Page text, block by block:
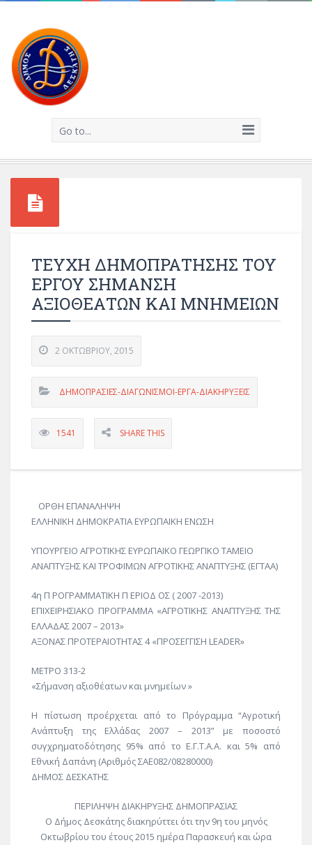
Go to...
ΤΕΥΧΗ ΔΗΜΟΠΡΑΤΗΣΗΣ ΤΟΥ
ΕΡΓΟΥ ΣΗΜΑΝΣΗ
ΑΞΙΟΘΕΑΤΩΝ ΚΑΙ ΜΝΗΜΕΙΩΝ
2 ΟΚΤΩΒΡΊΟΥ, 2015
ΔΗΜΟΠΡΑΣΙΕΣ-ΔΙΑΓΩΝΙΣΜΟΙ-ΕΡΓΑ-ΔΙΑΚΗΡΥΞΕΙΣ
1541 SHARE THIS
ΟΡΘΗ ΕΠΑΝΑΛΗΨΗ
ΕΛΛΗΝΙΚΗ ΔΗΜΟΚΡΑΤΙΑ ΕΥΡΩΠΑΙΚΗ ΕΝΩΣΗ
ΥΠΟΥΡΓΕΙΟ ΑΓΡΟΤΙΚΗΣ ΕΥΡΩΠΑΙΚΟ ΓΕΩΡΓΙΚΟ ΤΑΜΕΙΟ
ΑΝΑΠΤΥΞΗΣ ΚΑΙ ΤΡΟΦΙΜΩΝ ΑΓΡΟΤΙΚΗΣ ΑΝΑΠΤΥΞΗΣ (ΕΓΤΑΑ)
4η Π ΡΟΓΡΑΜΜΑΤΙΚΗ Π ΕΡΙΟΔ ΟΣ ( 2007 -2013)
ΕΠΙΧΕΙΡΗΣΙΑΚΟ ΠΡΟΓΡΑΜΜΑ «ΑΓΡΟΤΙΚΗΣ ΑΝΑΠΤΥΞΗΣ ΤΗΣ
ΕΛΛΑΔΑΣ 2007 – 2013»
ΑΞΟΝΑΣ ΠΡΟΤΕΡΑΙΟΤΗΤΑΣ 4 «ΠΡΟΣΕΓΓΙΣΗ LEADER»
ΜΕΤΡΟ 313-2
«Σήμανση αξιοθέατων και μνημείων »
Η πίστωση προέρχεται από το Πρόγραμμα “Αγροτική
Ανάπτυξη της Ελλάδας 2007 – 2013” με ποσοστό
συγχρηματοδότησης 95% από το Ε.Γ.Τ.Α.Α. και 5% από
Εθνική Δαπάνη (Αριθμός ΣΑΕ082/08280000)
ΔΗΜΟΣ ΔΕΣΚΑΤΗΣ
ΠΕΡΙΛΗΨΗ ΔΙΑΚΗΡΥΞΗΣ ΔΗΜΟΠΡΑΣΙΑΣ
Ο Δήμος Δεσκάτης διακηρύττει ότι την 9η του μηνός
Οκτωβρίου του έτους 2015 ημέρα Παρασκευή και ώρα